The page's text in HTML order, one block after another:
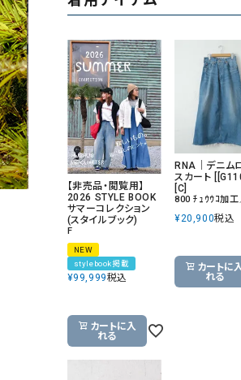
雑貨
グッズ
ーパーセントリノ）
adidas（アディダス）
ASFVLT（アスファルト）
Ampersand（アンパサンド
Antiquite's（アンティーク
Audition（オーディション）
blue willow（ブルーウィロ
CONVERSE ALL STAR（
ルスター）
Champion（チャンピオン）
【非売品・閲覧用】
2026 STYLE BOOK
サマーコレクション
(スタイルブック)
F
NEW
stylebook掲載
¥99,999税込
カートに入
れる
RNA｜デニム
スカート
[C]
800 ﾁｭｳｳｺ加工
¥20,900税込
カートに
れる